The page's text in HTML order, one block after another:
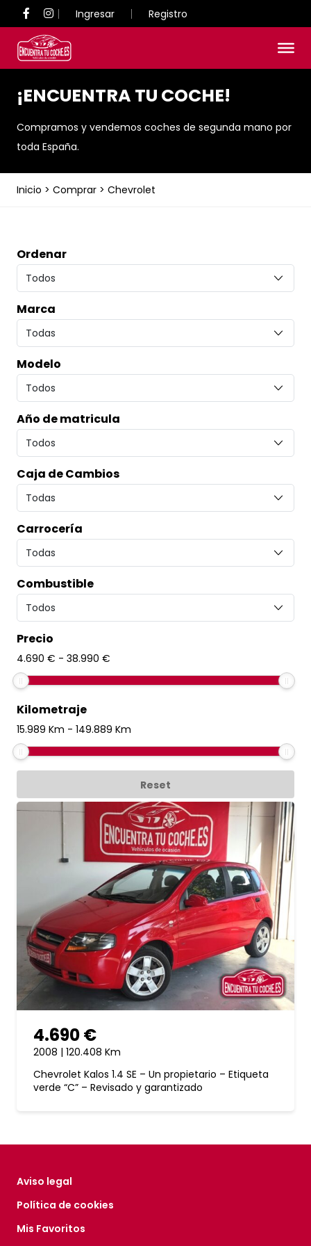
Ingresar Registro
¡ENCUENTRA TU COCHE!
Compramos y vendemos coches de segunda mano por
toda España.
Inicio > Comprar > Chevrolet
Ordenar
Marca
Modelo
Año de matricula
Caja de Cambios
Carrocería
Combustible
Precio
4.690 € - 38.990 €
Kilometraje
15.989 Km - 149.889 Km
Reset
4.690 €
2008 | 120.408 Km
Chevrolet Kalos 1.4 SE – Un propietario – Etiqueta
verde “C” – Revisado y garantizado
Aviso legal
Política de cookies
Mis Favoritos